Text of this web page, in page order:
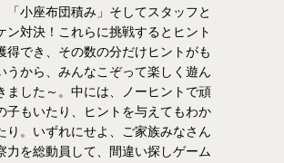
「小座布団積み」そしてスタッフと
ン対決！これらに挑戦するとヒント
得でき、その数の分だけヒントがも
うから、みんなこぞって楽しく遊ん
ました～。中には、ノーヒントで頑
子もいたり、ヒントを与えてもわか
り。いずれにせよ、ご家族みなさん
力を総動員して、間違い探しゲーム